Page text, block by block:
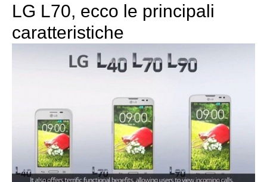
LG L70, ecco le principali
caratteristiche